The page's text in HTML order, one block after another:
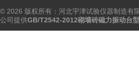
© 2026 版权所有：河北宇津试验仪器制造有
公司提供GB/T2542-2012砌墙砖磁力振动台